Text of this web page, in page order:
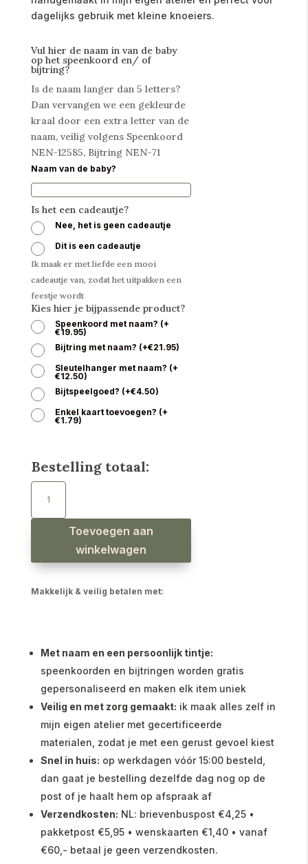
dagelijks gebruik met kleine knoeiers.
Vul hier de naam in van de baby
op het speenkoord en/ of
bijtring?
Is de naam langer dan 5 letters?
Dan vervangen we een gekleurde
kraal door een extra letter van de
naam, veilig volgens Speenkoord
NEN-12585, Bijtring NEN-71
Naam van de baby?
Is het een cadeautje?
Nee, het is geen cadeautje
Dit is een cadeautje
Ik maak er met liefde een mooi
cadeautje van, zodat het uitpakken een
feestje wordt
Kies hier je bijpassende product?
Speenkoord met naam? (+
€19.95)
Bijtring met naam? (+€21.95)
Sleutelhanger met naam? (+
€12.50)
Bijtspeelgoed? (+€4.50)
Enkel kaart toevoegen? (+
€1.79)
Bestelling totaal:
Babyslab
hartjes
aantal
Toevoegen aan
winkelwagen
Makkelijk & veilig betalen met:
Met naam en een persoonlijk tintje:
speenkoorden en bijtringen worden gratis
gepersonaliseerd en maken elk item uniek
Veilig en met zorg gemaakt: ik maak alles zelf in
mijn eigen atelier met gecertificeerde
materialen, zodat je met een gerust gevoel kiest
Snel in huis: op werkdagen vóór 15:00 besteld,
dan gaat je bestelling dezelfde dag nog op de
post of je haalt hem op afspraak af
Verzendkosten: NL: brievenbuspost €4,25 •
pakketpost €5,95 • wenskaarten €1,40 • vanaf
€60,- betaal je geen verzendkosten.